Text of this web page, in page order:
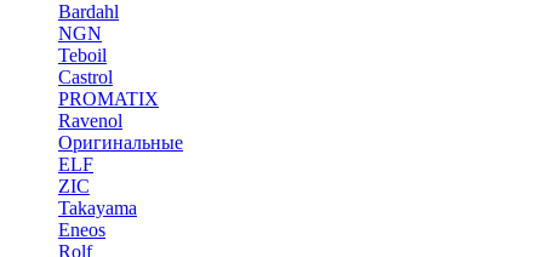
Bardahl
NGN
Teboil
Castrol
PROMATIX
Ravenol
Оригинальные
ELF
ZIC
Takayama
Eneos
Rolf